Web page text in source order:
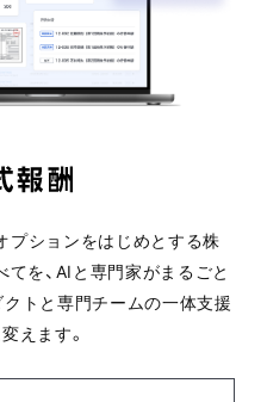
プションをはじめとする株
てを、AIと専門家がまるごと
トと専門チームの一体支援
えます。